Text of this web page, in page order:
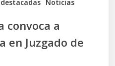
Noticias
convoca a
en Juzgado de